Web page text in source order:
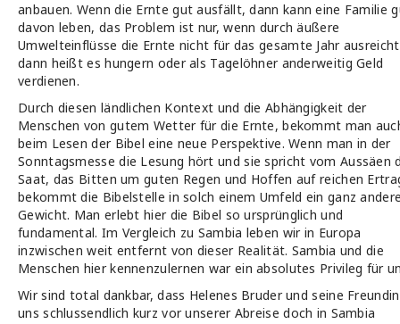
anbauen. Wenn die Ernte gut ausfällt, dann kann eine Familie
davon leben, das Problem ist nur, wenn durch äußere
Umwelteinflüsse die Ernte nicht für das gesamte Jahr
dann heißt es hungern oder als Tagelöhner anderweitig Geld
verdienen.
Durch diesen ländlichen Kontext und die Abhängigkeit der
Menschen von gutem Wetter für die Ernte, bekommt man
beim Lesen der Bibel eine neue Perspektive. Wenn man in der
Sonntagsmesse die Lesung hört und sie spricht vom Aussäen
Saat, das Bitten um guten Regen und Hoffen auf reichen
bekommt die Bibelstelle in solch einem Umfeld ein ganz
Gewicht. Man erlebt hier die Bibel so ursprünglich und
fundamental. Im Vergleich zu Sambia leben wir in Europa
inzwischen weit entfernt von dieser Realität. Sambia und die
Menschen hier kennenzulernen war ein absolutes Privileg für
Wir sind total dankbar, dass Helenes Bruder und seine Freundin
uns schlussendlich kurz vor unserer Abreise doch in Sambia